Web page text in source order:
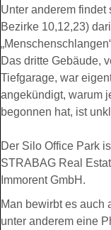
Unter anderem
Bezirke 10,12,23)
Das dritte Gebäude,
Tiefgarage, war
angekündigt, warum
begonnen hat, ist
Der Silo Office Park
STRABAG Real
Immorent GmbH.
Man bewirbt es auch
unter anderem eine